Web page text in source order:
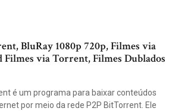
BluRay 1080p 720p, Filmes via
via Torrent, Filmes Dublados
é um programa para baixar conteúdos
por meio da rede P2P BitTorrent. Ele